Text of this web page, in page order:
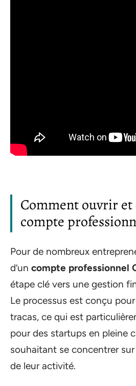
Comment ouvrir
compte
Pour de nombreux
d’un compte professionnel
étape clé vers une gestion
Le processus est conçu
tracas, ce qui est
pour des startups en pleine
souhaitant se concentrer
de leur activité.